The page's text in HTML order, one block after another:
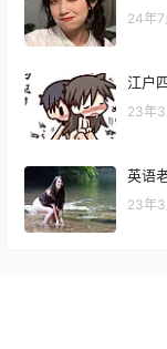
24年7
江户
23年3
英语
23年3